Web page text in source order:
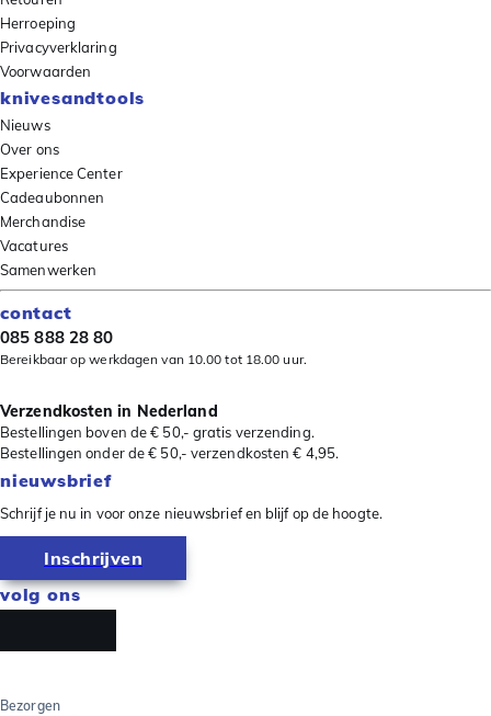
Herroeping
Privacyverklaring
Voorwaarden
knivesandtools
Nieuws
Over ons
Experience Center
Cadeaubonnen
Merchandise
Vacatures
Samenwerken
contact
085 888 28 80
Bereikbaar op werkdagen van 10.00 tot 18.00 uur.
Verzendkosten in Nederland
Bestellingen boven de € 50,- gratis verzending.
Bestellingen onder de € 50,- verzendkosten € 4,95.
nieuwsbrief
Schrijf je nu in voor onze nieuwsbrief en blijf op de hoogte.
Inschrijven
volg ons
Bezorgen